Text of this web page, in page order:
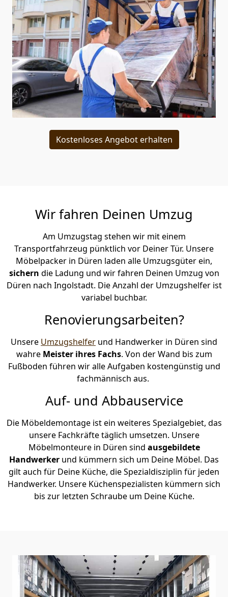
Kostenloses Angebot erhalten
Wir fahren Deinen Umzug
Am Umzugstag stehen wir mit einem
Transportfahrzeug pünktlich vor Deiner Tür. Unsere
Möbelpacker in Düren laden alle Umzugsgüter ein,
sichern die Ladung und wir fahren Deinen Umzug von
Düren nach Ingolstadt. Die Anzahl der Umzugshelfer ist
variabel buchbar.
Renovierungsarbeiten?
Unsere Umzugshelfer und Handwerker in Düren sind
wahre Meister ihres Fachs. Von der Wand bis zum
Fußboden führen wir alle Aufgaben kostengünstig und
fachmännisch aus.
Auf- und Abbauservice
Die Möbeldemontage ist ein weiteres Spezialgebiet, das
unsere Fachkräfte täglich umsetzen. Unsere
Möbelmonteure in Düren sind ausgebildete
Handwerker und kümmern sich um Deine Möbel. Das
gilt auch für Deine Küche, die Spezialdisziplin für jeden
Handwerker. Unsere Küchenspezialisten kümmern sich
bis zur letzten Schraube um Deine Küche.